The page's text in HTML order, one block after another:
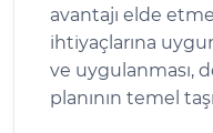
avantajı elde
ihtiyaçlarına
ve uygulanması,
planının temel